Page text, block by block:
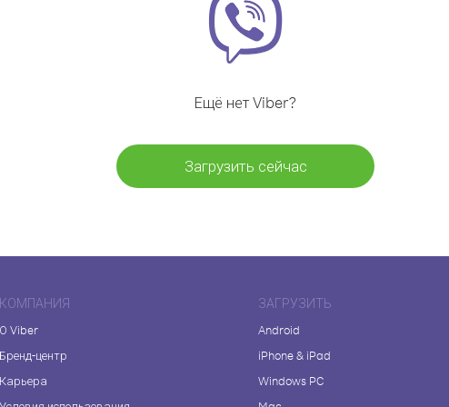
Ещё нет Viber?
Загрузить сейчас
КОМПАНИЯ
О Viber
Бренд-центр
Карьера
ЗАГРУЗИТЬ
Android
iPhone & iPad
Windows PC